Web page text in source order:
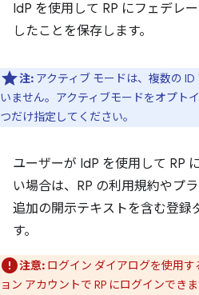
IdP を使用して RP にフェデレ
したことを保存します。
注: アクティブ モードは、複数の
いません。アクティブモードをオプト
つだけ指定してください。
ユーザーが IdP を使用して RP
い場合は、RP の利用規約やプ
追加の開示テキストを含む登録
す。
注意: ログイン ダイアログを使用
ョン アカウントで RP にログインでき